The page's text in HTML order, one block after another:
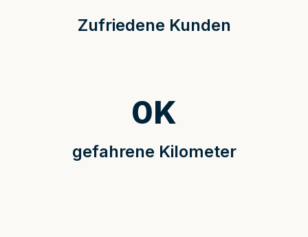
Zufriedene Kunden
gefahrene Kilometer
0K